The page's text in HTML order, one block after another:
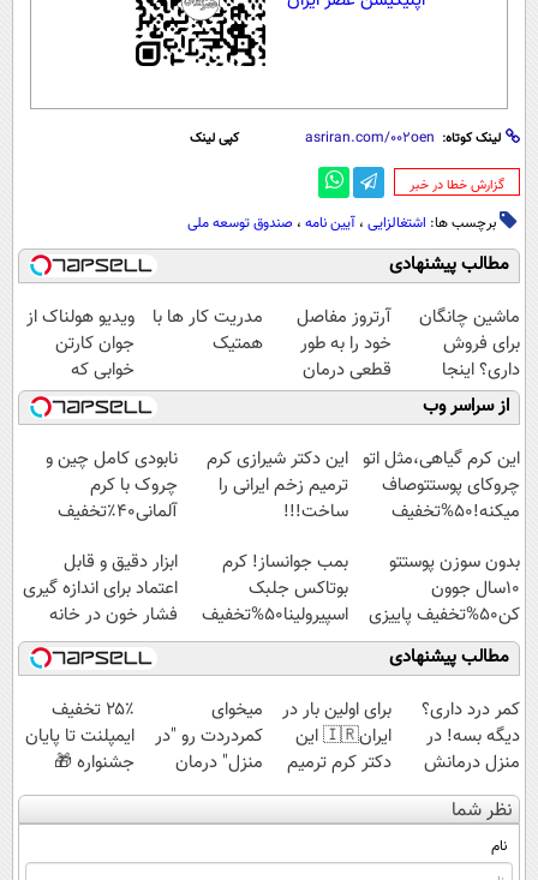
لینک کوتاه: کپی لینک
‌گزارش خطا در خبر
برچسب ها: اشتغالزایی ، آیین نامه ، صندوق توسعه ملی
مطالب پیشنهادی
ماشین چانگان
برای فروش
داری؟ اینجا
سریع بفروشش
آرتروز مفاصل
خود را به طور
قطعی درمان
کنید!
◗پرسش‌نامه◖
مدریت کار ها با
همتیک
ویدیو هولناک از
جوان کارتن
خوابی که
میلیاردر شد.
آموزش رایگان
از سراسر وب
این کرم گیاهی،مثل اتو
چروکای پوستتوصاف
میکنه!50%تخفیف
این دکتر شیرازی کرم
ترمیم زخم ایرانی را
ساخت!!!
نابودی کامل چین و
چروک با کرم
آلمانی۴۰٪تخفیف
بدون سوزن پوستتو
10سال جوون
کن50%تخفیف پاییزی
بمب جوانساز! کرم
بوتاکس جلبک
اسپیرولینا50%تخفیف
ابزار دقیق و قابل
اعتماد برای اندازه گیری
فشار خون در خانه
(نصف قیمت)
مطالب پیشنهادی
کمر درد داری؟
دیگه بسه! در
منزل درمانش
کن
(◀پرسش‌نامه)
برای اولین بار در
ایران🇮🇷 این
دکتر کرم ترمیم
کننده 23 روزه
ساخت!
میخوای
کمردردت رو "در
منزل" درمان
کنی؟ (◂فیلم +
◂پرسش‌نامه)
۲۵٪ تخفیف
ایمپلنت تا پایان
جشنواره 🎁
نظر شما
نام